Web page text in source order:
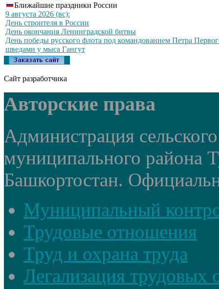
Ближайшие праздники России
9 августа 2026 (вс):
День строителя в России
День окончания Ленинградской битвы
День победы русского флота под командованием Петра
шведами у мыса Гангут
Сайт разработчика
Авторские права
Администрация
муниципального района
Башкортостан.
Муниципальный
Трудовые отношения
Труд и охрана труда
Легализация трудовых